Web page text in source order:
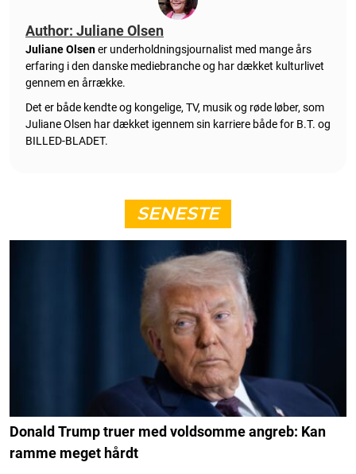
Author: Juliane Olsen
Juliane Olsener underholdningsjournalist med mange års
erfaring i den danske mediebranche og har dækket kulturlivet
gennem en årrække.
Det er både kendte og kongelige, TV, musik og røde løber, som
Juliane Olsen har dækket igennem sin karriere både for B.T. og
BILLED-BLADET.
SENESTE
Donald Trump truer med voldsomme angreb: Kan
ramme meget hårdt